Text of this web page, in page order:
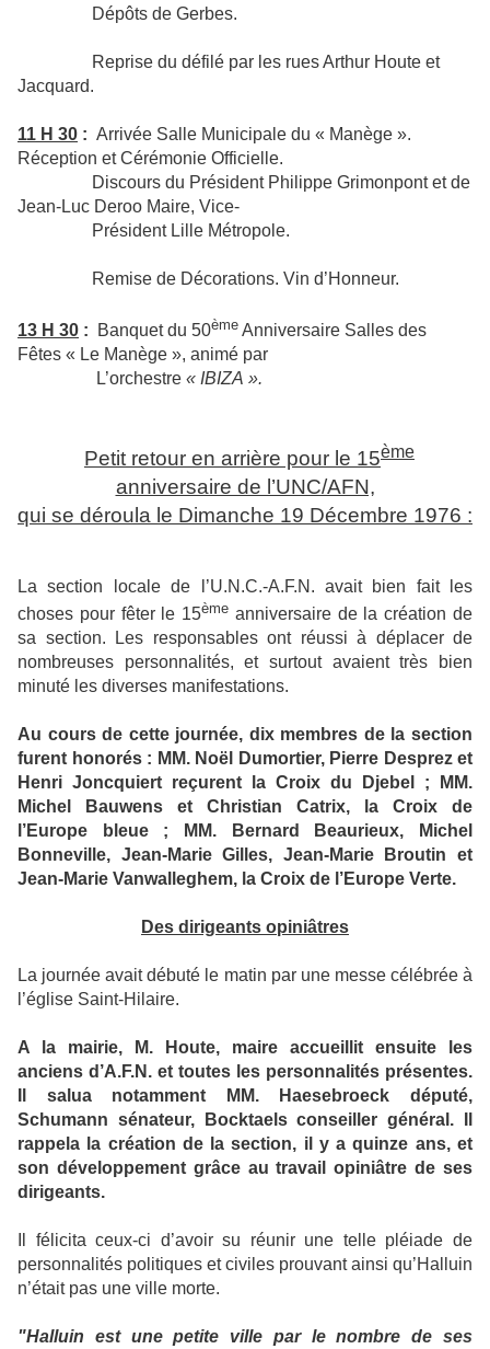
Dépôts de Gerbes.
Reprise du défilé par les rues Arthur Houte et
Jacquard.
11 H 30 : Arrivée Salle Municipale du « Manège ».
Réception et Cérémonie Officielle.
Discours du Président Philippe Grimonpont et de
Jean-Luc Deroo Maire, Vice-
Président Lille Métropole.
Remise de Décorations. Vin d’Honneur.
13 H 30 : Banquet du 50ème Anniversaire Salles des
Fêtes « Le Manège », animé par
L’orchestre « IBIZA ».
Petit retour en arrière pour le 15ème
anniversaire de l’UNC/AFN,
qui se déroula le Dimanche 19 Décembre 1976 :
La section locale de l’U.N.C.-A.F.N. avait bien fait les
choses pour fêter le 15ème anniversaire de la création de
sa section. Les responsables ont réussi à déplacer de
nombreuses personnalités, et surtout avaient très bien
minuté les diverses manifestations.
Au cours de cette journée, dix membres de la section
furent honorés : MM. Noël Dumortier, Pierre Desprez et
Henri Joncquiert reçurent la Croix du Djebel ; MM.
Michel Bauwens et Christian Catrix, la Croix de
l’Europe bleue ; MM. Bernard Beaurieux, Michel
Bonneville, Jean-Marie Gilles, Jean-Marie Broutin et
Jean-Marie Vanwalleghem, la Croix de l’Europe Verte.
Des dirigeants opiniâtres
La journée avait débuté le matin par une messe célébrée à
l’église Saint-Hilaire.
A la mairie, M. Houte, maire accueillit ensuite les
anciens d’A.F.N. et toutes les personnalités présentes.
Il salua notamment MM. Haesebroeck député,
Schumann sénateur, Bocktaels conseiller général. Il
rappela la création de la section, il y a quinze ans, et
son développement grâce au travail opiniâtre de ses
dirigeants.
Il félicita ceux-ci d’avoir su réunir une telle pléiade de
personnalités politiques et civiles prouvant ainsi qu’Halluin
n’était pas une ville morte.
"Halluin est une petite ville par le nombre de ses